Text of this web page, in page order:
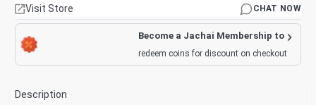
Visit Store CHAT NOW
Become a Jachai Membership to
redeem coins for discount on checkout
Description